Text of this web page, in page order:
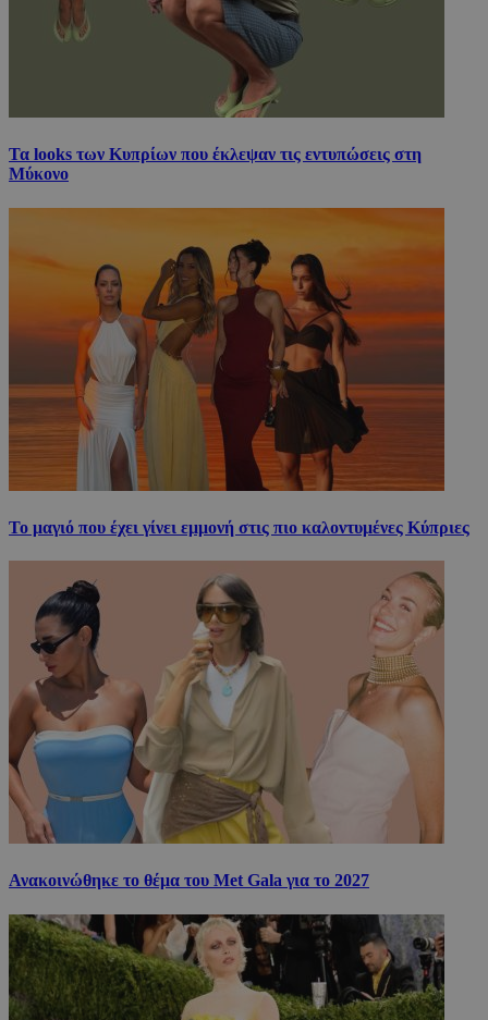
Τα looks των Κυπρίων που έκλεψαν τις εντυπώσεις στη
Μύκονο
Το μαγιό που έχει γίνει εμμονή στις πιο καλοντυμένες Κύπριες
Ανακοινώθηκε το θέμα του Met Gala για το 2027